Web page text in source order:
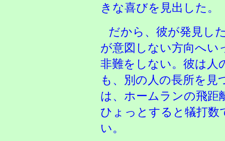
きな喜びを見出した。
だから、彼が発見し
が意図しない方向へい
非難をしない。彼は人
も、別の人の長所を見
は、ホームランの飛距
ひょっとすると犠打
い。